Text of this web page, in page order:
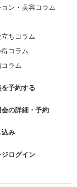
ン・美容コラム
ちコラム
コラム
ラム
予約する
の詳細・予約
み
ログイン